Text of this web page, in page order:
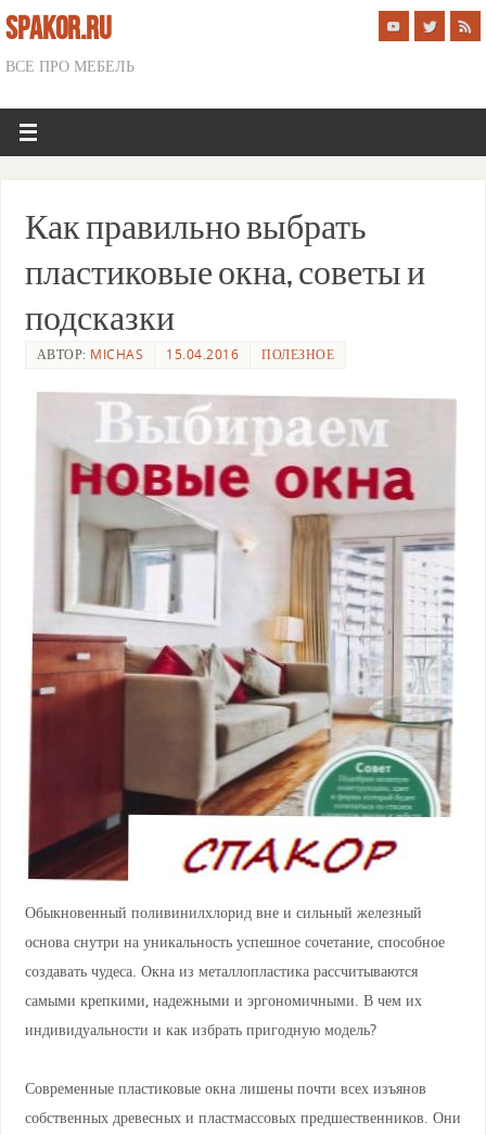
SPAKOR.RU
ВСЕ ПРО МЕБЕЛЬ
Как правильно выбрать
пластиковые окна, советы и
подсказки
АВТОР: MICHAS 15.04.2016 ПОЛЕЗНОЕ
Обыкновенный поливинилхлорид вне и сильный железный
основа снутри на уникальность успешное сочетание, способное
создавать чудеса. Окна из металлопластика рассчитываются
самыми крепкими, надежными и эргономичными. В чем их
индивидуальности и как избрать пригодную модель?
Современные пластиковые окна лишены почти всех изъянов
собственных древесных и пластмассовых предшественников. Они